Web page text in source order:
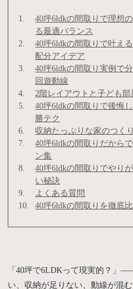
40坪6ldkの間取りで理想
る最適バランス
40坪6ldkの間取りで叶え
配分アイデア
40坪6ldkの間取り実例で
回遊動線
2階レイアウトと子ども
40坪6ldkの間取りで後悔
勝テク
収納たっぷりな家のつく
40坪6ldkの間取りだから
ン集
40坪6ldkの間取りでやり
い秘訣
よくある質問
40坪6ldkの間取りを徹底
「40坪で6LDKって現実的？」
い、収納が足りない、動線が混